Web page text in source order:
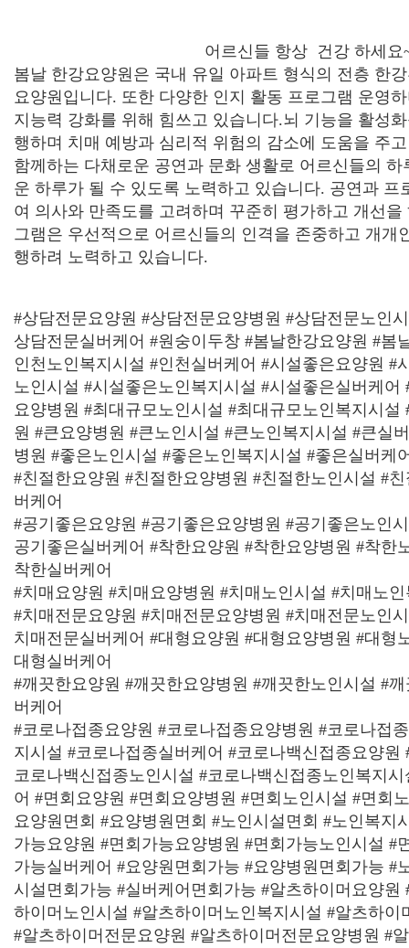
어르신들 항상 건강 하세요
봄날 한강요양원은 국내 유일 아파트 형식의 전층 한
요양원입니다. 또한 다양한 인지 활동 프로그램 운영
지능력 강화를 위해 힘쓰고 있습니다.뇌 기능을 활성
행하며 치매 예방과 심리적 위험의 감소에 도움을 주
함께하는 다채로운 공연과 문화 생활로 어르신들의
운 하루가 될 수 있도록 노력하고 있습니다. 공연과 프
여 의사와 만족도를 고려하며 꾸준히 평가하고 개선을
그램은 우선적으로 어르신들의 인격을 존중하고 개개
행하려 노력하고 있습니다.
#상담전문요양원 #상담전문요양병원 #상담전문노인
상담전문실버케어 #원숭이두창 #봄날한강요양원 #봄
인천노인복지시설 #인천실버케어 #시설좋은요양원 #
노인시설 #시설좋은노인복지시설 #시설좋은실버케어
요양병원 #최대규모노인시설 #최대규모노인복지시설
원 #큰요양병원 #큰노인시설 #큰노인복지시설 #큰실
병원 #좋은노인시설 #좋은노인복지시설 #좋은실버케
#친절한요양원 #친절한요양병원 #친절한노인시설 #
버케어
#공기좋은요양원 #공기좋은요양병원 #공기좋은노인
공기좋은실버케어 #착한요양원 #착한요양병원 #착한
착한실버케어
#치매요양원 #치매요양병원 #치매노인시설 #치매노
#치매전문요양원 #치매전문요양병원 #치매전문노인
치매전문실버케어 #대형요양원 #대형요양병원 #대형
대형실버케어
#깨끗한요양원 #깨끗한요양병원 #깨끗한노인시설 #
버케어
#코로나접종요양원 #코로나접종요양병원 #코로나접
지시설 #코로나접종실버케어 #코로나백신접종요양원
코로나백신접종노인시설 #코로나백신접종노인복지
어 #면회요양원 #면회요양병원 #면회노인시설 #면회
요양원면회 #요양병원면회 #노인시설면회 #노인복지
가능요양원 #면회가능요양병원 #면회가능노인시설 #
가능실버케어 #요양원면회가능 #요양병원면회가능 #
시설면회가능 #실버케어면회가능 #알츠하이머요양원
하이머노인시설 #알츠하이머노인복지시설 #알츠하이
#알츠하이머전문요양원 #알츠하이머전문요양병원 #